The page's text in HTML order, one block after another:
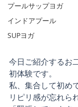
プールサップヨガ
インドアプール
SUPヨガ
今日ご紹介するお
初体験です。
私、集合して初め
リピリ感が忘れら